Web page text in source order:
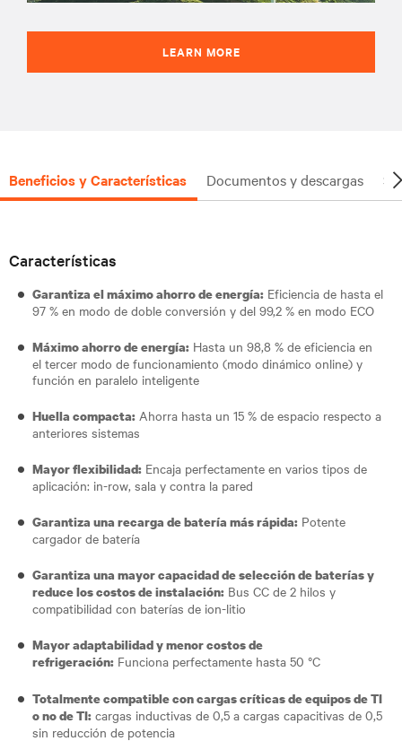
LEARN MORE
Beneficios y Características Documentos y descargas
Características
Garantiza el máximo ahorro de energía: Eficiencia de hasta el
97 % en modo de doble conversión y del 99,2 % en modo ECO
Máximo ahorro de energía: Hasta un 98,8 % de eficiencia en
el tercer modo de funcionamiento (modo dinámico online) y
función en paralelo inteligente
Huella compacta: Ahorra hasta un 15 % de espacio respecto a
anteriores sistemas
Mayor flexibilidad: Encaja perfectamente en varios tipos de
aplicación: in-row, sala y contra la pared
Garantiza una recarga de batería más rápida: Potente
cargador de batería
Garantiza una mayor capacidad de selección de baterías y
reduce los costos de instalación: Bus CC de 2 hilos y
compatibilidad con baterías de ion-litio
Mayor adaptabilidad y menor costos de
refrigeración: Funciona perfectamente hasta 50 °C
Totalmente compatible con cargas críticas de equipos de TI
o no de TI: cargas inductivas de 0,5 a cargas capacitivas de 0,5
sin reducción de potencia